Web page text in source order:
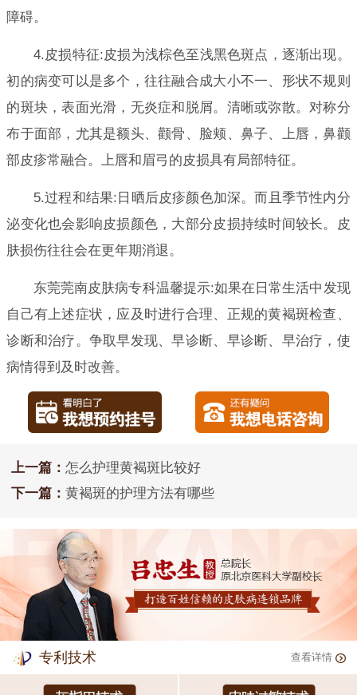
障碍。
4.皮损特征:皮损为浅棕色至浅黑色斑点，逐渐出现。
初的病变可以是多个，往往融合成大小不一、形状不规则
的斑块，表面光滑，无炎症和脱屑。清晰或弥散。对称分
布于面部，尤其是额头、颧骨、脸颊、鼻子、上唇，鼻颧
部皮疹常融合。上唇和眉弓的皮损具有局部特征。
5.过程和结果:日晒后皮疹颜色加深。而且季节性内分
泌变化也会影响皮损颜色，大部分皮损持续时间较长。皮
肤损伤往往会在更年期消退。
东莞莞南皮肤病专科温馨提示:如果在日常生活中发现
自己有上述症状，应及时进行合理、正规的黄褐斑检查、
诊断和治疗。争取早发现、早诊断、早诊断、早治疗，使
病情得到及时改善。
上一篇： 怎么护理黄褐斑比较好
下一篇： 黄褐斑的护理方法有哪些
专利技术 查看详情